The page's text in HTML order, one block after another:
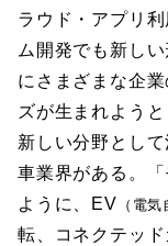
ラウド・アプリ
ム開発でも新し
にさまざまな企
ズが生まれようと
新しい分野とし
車業界がある。
ように、EV （電
転、コネクテッ